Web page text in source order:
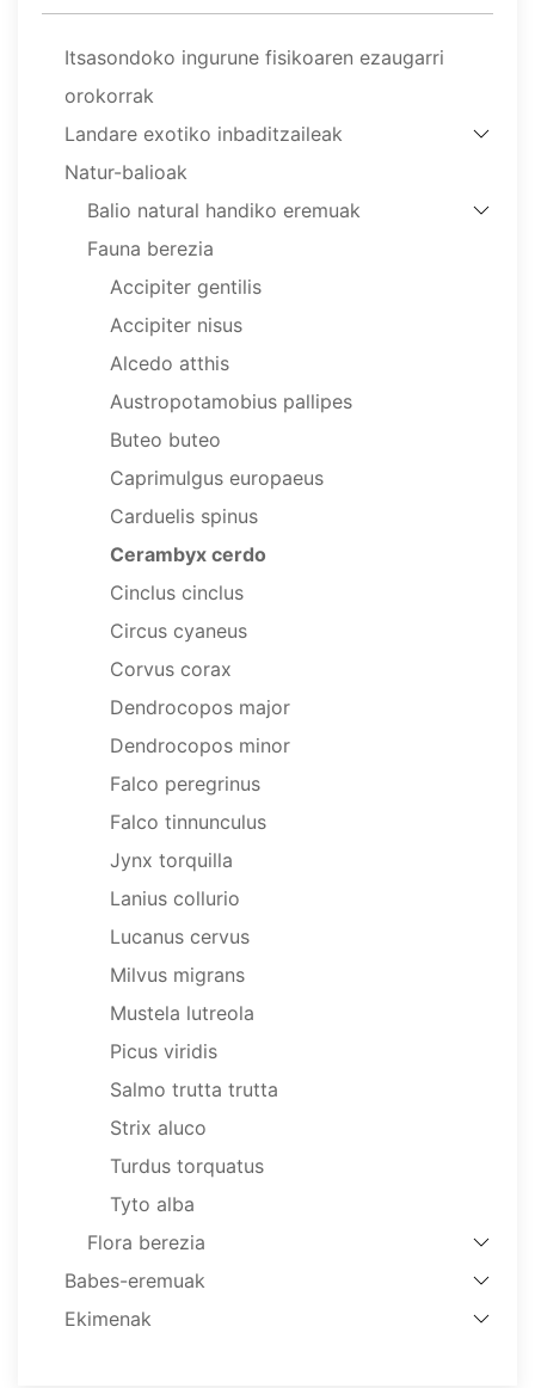
Itsasondoko ingurune fisikoaren ezaugarri
orokorrak
Landare exotiko inbaditzaileak
Natur-balioak
Balio natural handiko eremuak
Fauna berezia
Accipiter gentilis
Accipiter nisus
Alcedo atthis
Austropotamobius pallipes
Buteo buteo
Caprimulgus europaeus
Carduelis spinus
Cerambyx cerdo
Cinclus cinclus
Circus cyaneus
Corvus corax
Dendrocopos major
Dendrocopos minor
Falco peregrinus
Falco tinnunculus
Jynx torquilla
Lanius collurio
Lucanus cervus
Milvus migrans
Mustela lutreola
Picus viridis
Salmo trutta trutta
Strix aluco
Turdus torquatus
Tyto alba
Flora berezia
Babes-eremuak
Ekimenak